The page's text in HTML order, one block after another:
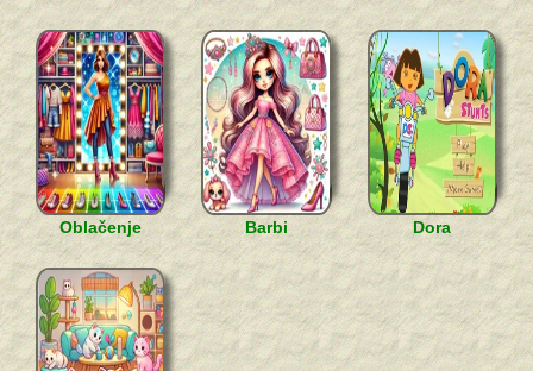
Oblačenje Barbi Dora